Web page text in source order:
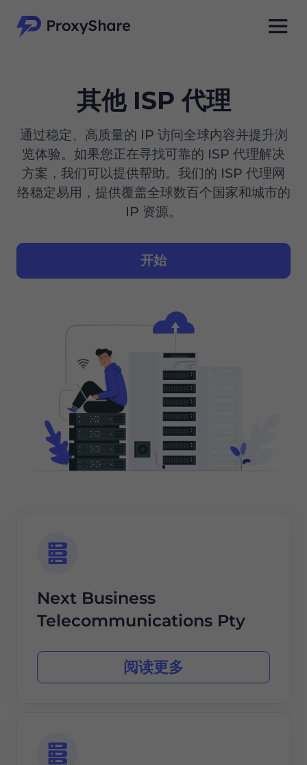
其他 ISP 代理
通过稳定、高质量的 IP 访问全球内容并提升浏
览体验。如果您正在寻找可靠的 ISP 代理解决
方案，我们可以提供帮助。我们的 ISP 代理网
络稳定易用，提供覆盖全球数百个国家和城市的
IP 资源。
开始
Next Business
Telecommunications Pty
阅读更多